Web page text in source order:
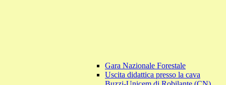
Gara Nazionale Forestale
Uscita didattica presso la cava